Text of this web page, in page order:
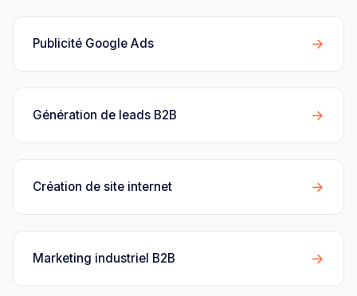
Publicité Google Ads →
Génération de leads B2B →
Création de site internet →
Marketing industriel B2B →